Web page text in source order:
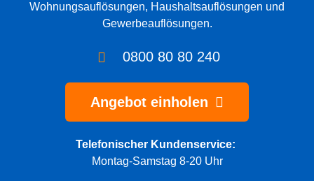
Wohnungsauflösungen, Haushaltsauflösungen und
Gewerbeauflösungen.
0800 80 80 240
Angebot einholen
Telefonischer Kundenservice:
Montag-Samstag 8-20 Uhr